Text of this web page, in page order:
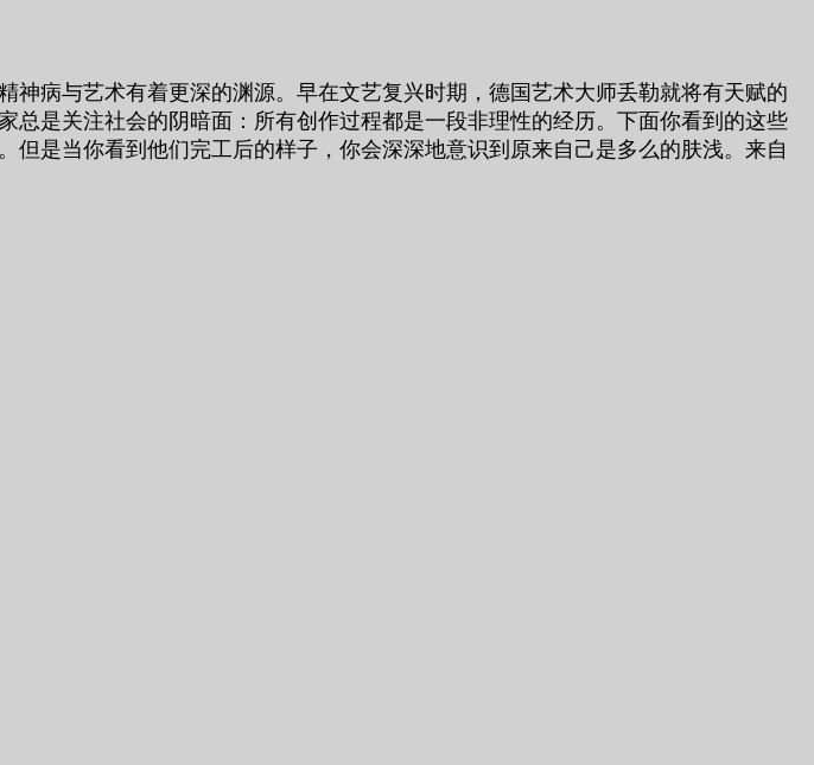
病与艺术有着更深的渊源。早在文艺复兴时期，德国艺术大师丢勒就将有天赋的
是关注社会的阴暗面：所有创作过程都是一段非理性的经历。下面你看到的这些
是当你看到他们完工后的样子，你会深深地意识到原来自己是多么的肤浅。来自